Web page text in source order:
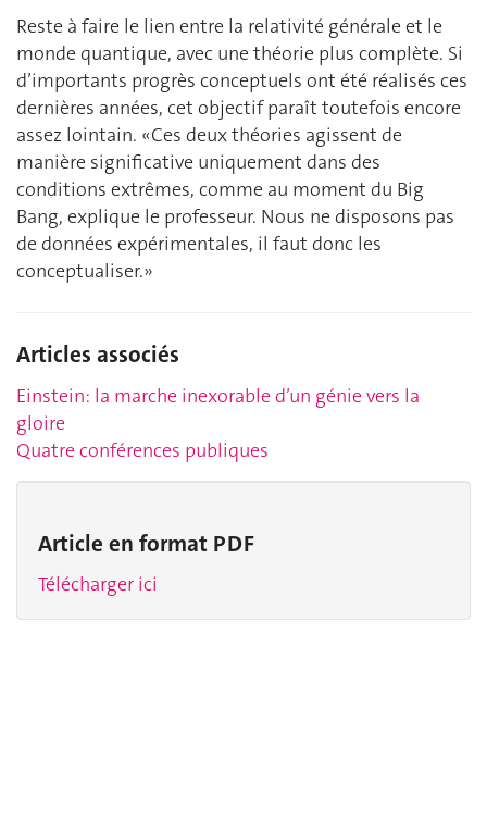
Reste à faire le lien entre la relativité générale et le
monde quantique, avec une théorie plus complète. Si
d’importants progrès conceptuels ont été réalisés ces
dernières années, cet objectif paraît toutefois encore
assez lointain. «Ces deux théories agissent de
manière significative uniquement dans des
conditions extrêmes, comme au moment du Big
Bang, explique le professeur. Nous ne disposons pas
de données expérimentales, il faut donc les
conceptualiser.»
Articles associés
Einstein: la marche inexorable d’un génie vers la
gloire
Quatre conférences publiques
Article en format PDF
Télécharger ici